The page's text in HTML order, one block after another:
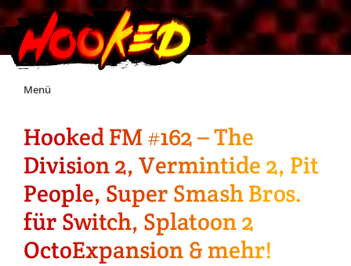
Skip
Menü
Unterstützt Hooked!
Exklusiv für Supporter*innen
Impressum
Hooked FM #162 – The
Division 2, Vermintide 2, Pit
People, Super Smash Bros.
für Switch, Splatoon 2
OctoExpansion & mehr!